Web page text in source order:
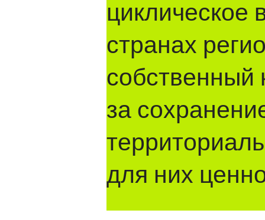
циклическое
странах
собственный
за
для них